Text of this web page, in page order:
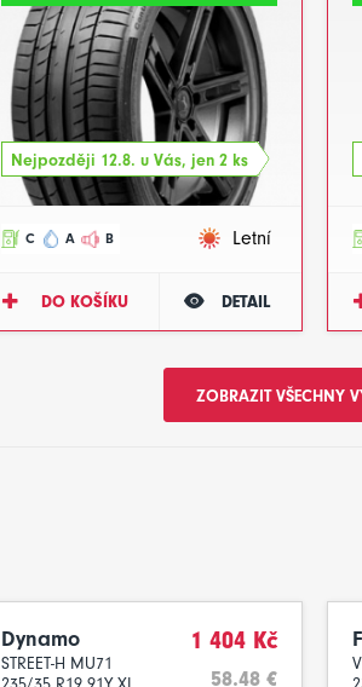
Nejpozději 12.8. u Vás, jen 2 ks
C A B Letní
DO KOŠÍKU DETAIL
ZOBRAZIT VŠECHNY
Dynamo
STREET-H MU71
1 404 Kč
58.48 €